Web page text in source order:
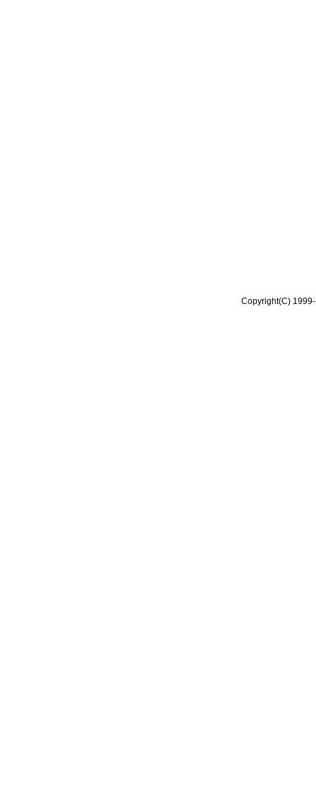
Copyright(C)